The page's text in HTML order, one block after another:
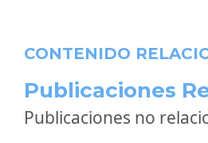
CONTENIDO
Publicaciones
Publicaciones no